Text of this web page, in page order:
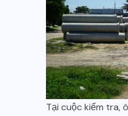
Tại cuộc kiểm tra,